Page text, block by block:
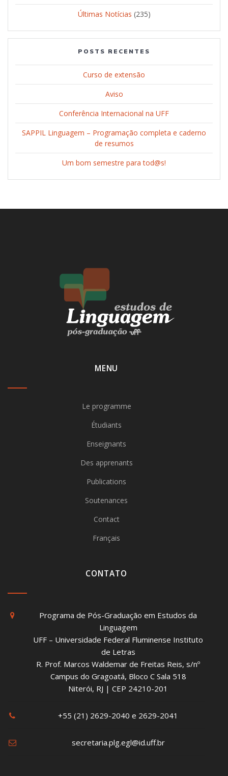
Últimas Notícias (235)
POSTS RECENTES
Curso de extensão
Aviso
Conferência Internacional na UFF
SAPPIL Linguagem – Programação completa e caderno
de resumos
Um bom semestre para tod@s!
MENU
Le programme
Étudiants
Enseignants
Des apprenants
Publications
Soutenances
Contact
Français
CONTATO
Programa de Pós-Graduação em Estudos da
Linguagem
UFF – Universidade Federal Fluminense Instituto
de Letras
R. Prof. Marcos Waldemar de Freitas Reis, s/nº
Campus do Gragoatá, Bloco C Sala 518
Niterói, RJ | CEP 24210-201
+55 (21) 2629-2040 e 2629-2041
secretaria.plg.egl@id.uff.br